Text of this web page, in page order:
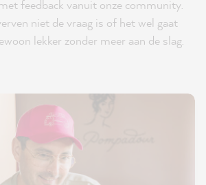
feedback vanuit onze community.
niet de vraag is of het wel gaat
lekker zonder meer aan de slag.